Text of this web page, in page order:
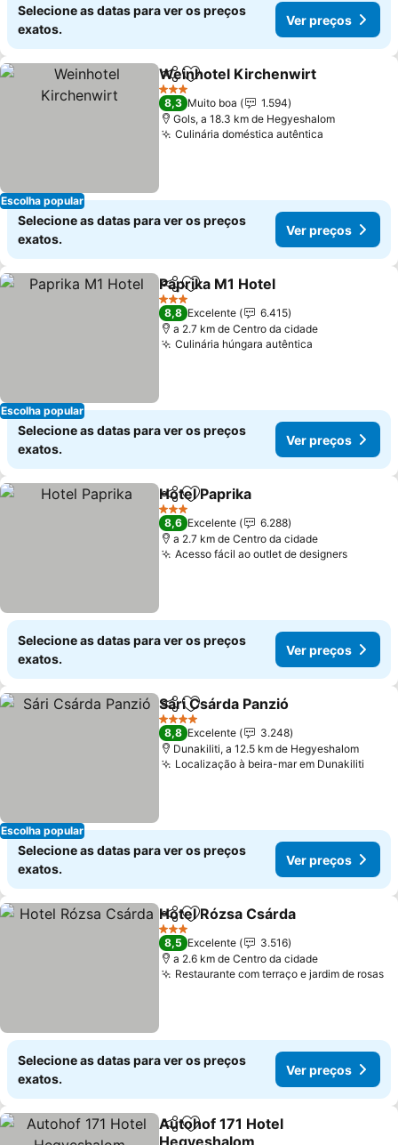
Selecione as datas para ver os preços
exatos.
Ver preços
Escolha popular
PartilharAdicionar aos favoritos
Weinhotel Kirchenwirt
3 Estrelas
8,3 Muito boa
1.594
Gols, a 18.3 km de Hegyeshalom
Culinária doméstica autêntica
Selecione as datas para ver os preços
exatos.
Ver preços
Escolha popular
PartilharAdicionar aos favoritos
Paprika M1 Hotel
3 Estrelas
8,8 Excelente
6.415
a 2.7 km de Centro da cidade
Culinária húngara autêntica
Selecione as datas para ver os preços
exatos.
Ver preços
PartilharAdicionar aos favoritos
Hotel Paprika
3 Estrelas
8,6 Excelente
6.288
a 2.7 km de Centro da cidade
Acesso fácil ao outlet de designers
Selecione as datas para ver os preços
exatos.
Ver preços
Escolha popular
PartilharAdicionar aos favoritos
Sári Csárda Panzió
4 Estrelas
8,8 Excelente
3.248
Dunakiliti, a 12.5 km de Hegyeshalom
Localização à beira-mar em Dunakiliti
Selecione as datas para ver os preços
exatos.
Ver preços
PartilharAdicionar aos favoritos
Hotel Rózsa Csárda
3 Estrelas
8,5 Excelente
3.516
a 2.6 km de Centro da cidade
Restaurante com terraço e jardim de rosas
Selecione as datas para ver os preços
exatos.
Ver preços
PartilharAdicionar aos favoritos
Autohof 171 Hotel
Hegyeshalom